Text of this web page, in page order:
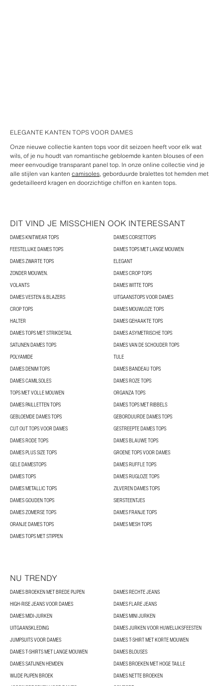
ELEGANTE KANTEN TOPS VOOR DAMES
Onze nieuwe collectie kanten tops voor dit seizoen heeft voor elk wat
wils, of je nu houdt van romantische gebloemde kanten blouses of een
meer eenvoudige transparant panel top. In onze online collectie vind je
alle stijlen van kanten camisoles, geborduurde bralettes tot hemden met
gedetailleerd kragen en doorzichtige chiffon en kanten tops.
DIT VIND JE MISSCHIEN OOK INTERESSANT
DAMES KNITWEAR TOPS
DAMES CORSETTOPS
FEESTELIJKE DAMES TOPS
DAMES TOPS MET LANGE MOUWEN
DAMES ZWARTE TOPS
ELEGANT
ZONDER MOUWEN.
DAMES CROP TOPS
VOLANTS
DAMES WITTE TOPS
DAMES VESTEN & BLAZERS
UITGAANSTOPS VOOR DAMES
CROP TOPS
DAMES MOUWLOZE TOPS
HALTER
DAMES GEHAAKTE TOPS
DAMES TOPS MET STRIKDETAIL
DAMES ASYMETRISCHE TOPS
SATIJNEN DAMES TOPS
DAMES VAN DE SCHOUDER TOPS
POLYAMIDE
TULE
DAMES DENIM TOPS
DAMES BANDEAU TOPS
DAMES CAMILSOLES
DAMES ROZE TOPS
TOPS MET VOLLE MOUWEN
ORGANZA TOPS
DAMES PAILLETTEN TOPS
DAMES TOPS MET RIBBELS
GEBLOEMDE DAMES TOPS
GEBORDUURDE DAMES TOPS
CUT OUT TOPS VOOR DAMES
GESTREEPTE DAMES TOPS
DAMES RODE TOPS
DAMES BLAUWE TOPS
DAMES PLUS SIZE TOPS
GROENE TOPS VOOR DAMES
GELE DAMESTOPS
DAMES RUFFLE TOPS
DAMES TOPS
DAMES RUGLOZE TOPS
DAMES METALLIC TOPS
ZILVEREN DAMES TOPS
DAMES GOUDEN TOPS
SIERSTEENTJES
DAMES ZOMERSE TOPS
DAMES FRANJE TOPS
ORANJE DAMES TOPS
DAMES MESH TOPS
DAMES TOPS MET STIPPEN
NU TRENDY
DAMES BROEKEN MET BREDE PIJPEN
DAMES RECHTE JEANS
HIGH-RISE JEANS VOOR DAMES
DAMES FLARE JEANS
DAMES MIDI-JURKEN
DAMES MINI JURKEN
UITGAANSKLEDING
DAMES JURKEN VOOR HUWELIJKSFEESTEN
JUMPSUITS VOOR DAMES
DAMES T-SHIRT MET KORTE MOUWEN
DAMES T-SHIRTS MET LANGE MOUWEN
DAMES BLOUSES
DAMES SATIJNEN HEMDEN
DAMES BROEKEN MET HOGE TAILLE
WIJDE PIJPEN BROEK
DAMES NETTE BROEKEN